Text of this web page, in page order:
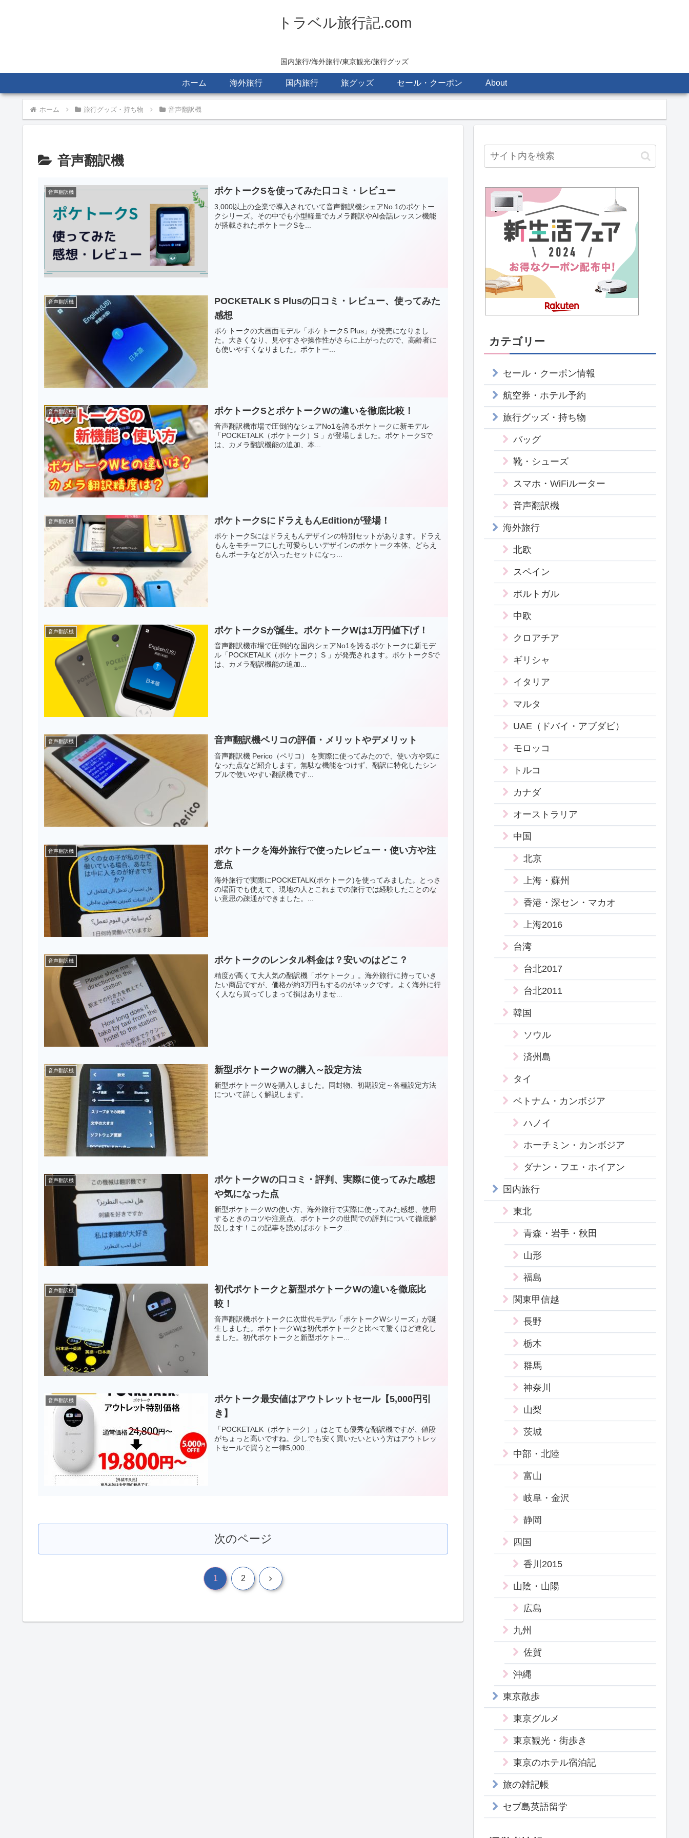
トラベル旅行記.com
国内旅行/海外旅行/東京観光/旅行グッズ
ホーム 海外旅行 国内旅行 旅グッズ セール・クーポン About
ホーム 旅行グッズ・持ち物 音声翻訳機
音声翻訳機
音声翻訳機 ポケトークSを使ってみた口コミ・レビュー
3,000以上の企業で導入されていて音声翻訳機シェアNo.1のポケトー
クシリーズ。その中でも小型軽量でカメラ翻訳やAI会話レッスン機能
が搭載されたポケトークSを...
音声翻訳機
POCKETALK S Plusの口コミ・レビュー、使ってみた
感想
ポケトークの大画面モデル「ポケトークS Plus」が発売になりまし
た。大きくなり、見やすさや操作性がさらに上がったので、高齢者に
も使いやすくなりました。ポケトー...
音声翻訳機 ポケトークSとポケトークWの違いを徹底比較！
音声翻訳機市場で圧倒的なシェアNo1を誇るポケトークに新モデル
「POCKETALK（ポケトーク）S 」が登場しました。ポケトークSで
は、カメラ翻訳機能の追加、本...
音声翻訳機 ポケトークSにドラえもんEditionが登場！
ポケトークSにはドラえもんデザインの特別セットがあります。ドラえ
もんをモチーフにした可愛らしいデザインのポケトーク本体、どらえ
もんポーチなどが入ったセットになっ...
音声翻訳機 ポケトークSが誕生。ポケトークWは1万円値下げ！
音声翻訳機市場で圧倒的な国内シェアNo1を誇るポケトークに新モデ
ル「POCKETALK（ポケトーク）S 」が発売されます。ポケトークSで
は、カメラ翻訳機能の追加...
音声翻訳機 音声翻訳機ペリコの評価・メリットやデメリット
音声翻訳機 Perico（ペリコ） を実際に使ってみたので、使い方や気に
なった点など紹介します。無駄な機能をつけず、翻訳に特化したシン
プルで使いやすい翻訳機です...
音声翻訳機
ポケトークを海外旅行で使ったレビュー・使い方や注
意点
海外旅行で実際にPOCKETALK(ポケトーク)を使ってみました。とっさ
の場面でも使えて、現地の人とこれまでの旅行では経験したことのな
い意思の疎通ができました。...
音声翻訳機 ポケトークのレンタル料金は？安いのはどこ？
精度が高くて大人気の翻訳機「ポケトーク」。海外旅行に持っていき
たい商品ですが、価格が約3万円もするのがネックです。よく海外に行
く人なら買ってしまって損はありませ...
音声翻訳機 新型ポケトークWの購入～設定方法
新型ポケトークWを購入しました。同封物、初期設定～各種設定方法
について詳しく解説します。
音声翻訳機
ポケトークWの口コミ・評判、実際に使ってみた感想
や気になった点
新型ポケトークWの使い方、海外旅行で実際に使ってみた感想、使用
するときのコツや注意点、ポケトークの世間での評判について徹底解
説します！この記事を読めばポケトーク...
音声翻訳機
初代ポケトークと新型ポケトークWの違いを徹底比
較！
音声翻訳機ポケトークに次世代モデル「ポケトークWシリーズ」が誕
生しました。ポケトークWは初代ポケトークと比べて驚くほど進化し
ました。初代ポケトークと新型ポケトー...
音声翻訳機
ポケトーク最安値はアウトレットセール【5,000円引
き】
「POCKETALK（ポケトーク）」はとても優秀な翻訳機ですが、値段
がちょっと高いですね。少しでも安く買いたいという方はアウトレッ
トセールで買うと一律5,000...
次のページ
1 2 次
カテゴリー
セール・クーポン情報
航空券・ホテル予約
旅行グッズ・持ち物
バッグ
靴・シューズ
スマホ・WiFiルーター
音声翻訳機
海外旅行
北欧
スペイン
ポルトガル
中欧
クロアチア
ギリシャ
イタリア
マルタ
UAE（ドバイ・アブダビ）
モロッコ
トルコ
カナダ
オーストラリア
中国
北京
上海・蘇州
香港・深セン・マカオ
上海2016
台湾
台北2017
台北2011
韓国
ソウル
済州島
タイ
ベトナム・カンボジア
ハノイ
ホーチミン・カンボジア
ダナン・フエ・ホイアン
国内旅行
東北
青森・岩手・秋田
山形
福島
関東甲信越
長野
栃木
群馬
神奈川
山梨
茨城
中部・北陸
富山
岐阜・金沢
静岡
四国
香川2015
山陰・山陽
広島
九州
佐賀
沖縄
東京散歩
東京グルメ
東京観光・街歩き
東京のホテル宿泊記
旅の雑記帳
セブ島英語留学